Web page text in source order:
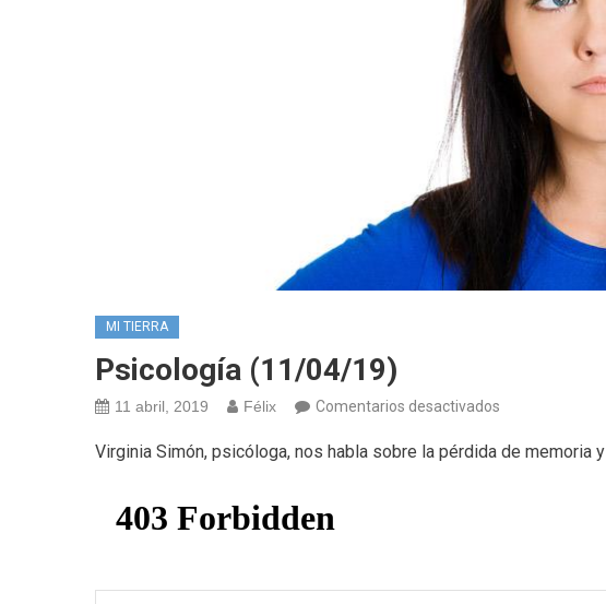
MI TIERRA
Psicología (11/04/19)
11 abril, 2019 Félix Comentarios desactivados
(11/04/19)
Virginia Simón, psicóloga, nos habla sobre la pérdida de memoria